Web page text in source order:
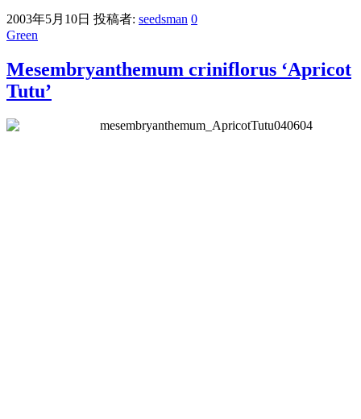
2003年5月10日 投稿者: seedsman 0
Green
Mesembryanthemum criniflorus ‘Apricot
Tutu’